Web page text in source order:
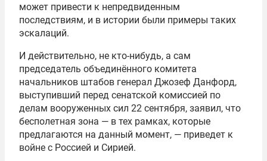
может привести к непредвиденным
последствиям, и в истории были примеры таких
эскалаций.
И действительно, не кто-нибудь, а сам
председатель объединённого комитета
начальников штабов генерал Джозеф Данфорд,
выступивший перед сенатской комиссией по
делам вооруженных сил 22 сентября, заявил, что
бесполетная зона — в тех рамках, которые
предлагаются на данный момент, — приведет к
войне с Россией и Сирией.